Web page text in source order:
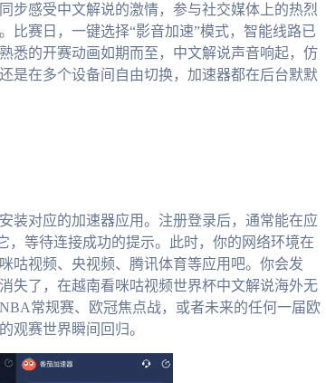
步感受中文解说的激情，参与社交媒体上的热烈
比赛日，一键选择“影音加速”模式，智能线路已
悉的开赛动画如期而至，中文解说声音响起，仿
是在多个设备间自由切换，加速器都在后台默默
装对应的加速器应用。注册登录后，通常能在应
，等待连接成功的提示。此时，你的网络环境在
咕视频、央视频、腾讯体育等应用吧。你会发
失了，在越南看咪咕视频世界杯中文解说海外无
常规赛、欧冠焦点战，或者未来的任何一届欧
观赛世界瞬间回归。